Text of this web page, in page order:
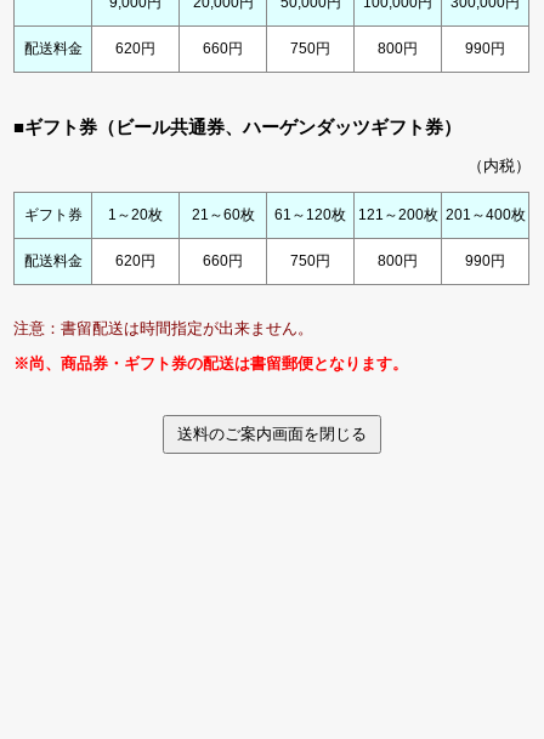
配送料金 620円 660円 750円 800円 990円
■ギフト券（ビール共通券、ハーゲンダッツギフト券）
（内税）
ギフト券 1～20枚 21～60枚 61～120枚 121～200枚 201～400枚
配送料金 620円 660円 750円 800円 990円
注意：書留配送は時間指定が出来ません。
※尚、商品券・ギフト券の配送は書留郵便となります。